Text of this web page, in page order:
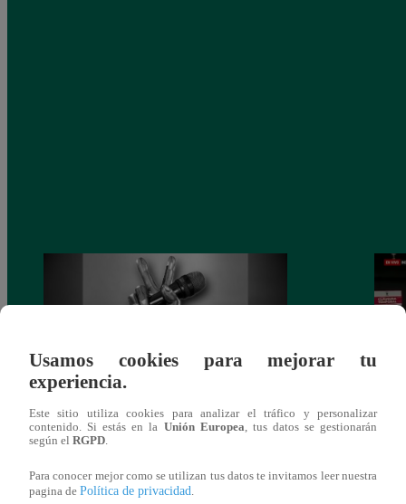
Muere exparticipante de La Voz Colombia
tras denunciar negligencia médica
Usamos cookies para mejorar tu
experiencia.
Este sitio utiliza cookies para analizar el tráfico y personalizar
contenido. Si estás en la Unión Europea, tus datos se gestionarán
según el RGPD.
Para conocer mejor como se utilizan tus datos te invitamos leer nuestra
pagina de Política de privacidad.